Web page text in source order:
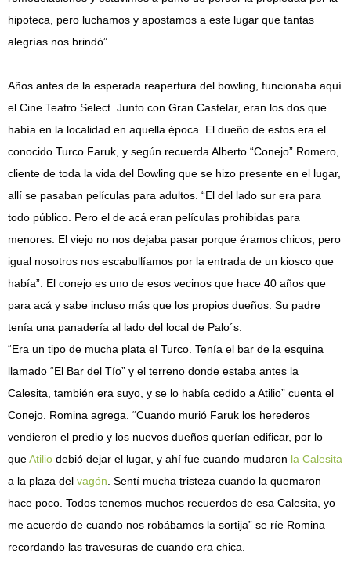
hipoteca, pero luchamos y apostamos a este lugar que tantas
alegrías nos brindó”
Años antes de la esperada reapertura del bowling, funcionaba aquí
el Cine Teatro Select. Junto con Gran Castelar, eran los dos que
había en la localidad en aquella época. El dueño de estos era el
conocido Turco Faruk, y según recuerda Alberto “Conejo” Romero,
cliente de toda la vida del Bowling que se hizo presente en el lugar,
allí se pasaban películas para adultos. “El del lado sur era para
todo público. Pero el de acá eran películas prohibidas para
menores. El viejo no nos dejaba pasar porque éramos chicos, pero
igual nosotros nos escabullíamos por la entrada de un kiosco que
había”. El conejo es uno de esos vecinos que hace 40 años que
para acá y sabe incluso más que los propios dueños. Su padre
tenía una panadería al lado del local de Palo´s.
“Era un tipo de mucha plata el Turco. Tenía el bar de la esquina
llamado “El Bar del Tío” y el terreno donde estaba antes la
Calesita, también era suyo, y se lo había cedido a Atilio” cuenta el
Conejo. Romina agrega. “Cuando murió Faruk los herederos
vendieron el predio y los nuevos dueños querían edificar, por lo
queAtilio debió dejar el lugar, y ahí fue cuando mudaron la Calesita
a la plaza del vagón . Sentí mucha tristeza cuando la quemaron
hace poco. Todos tenemos muchos recuerdos de esa Calesita, yo
me acuerdo de cuando nos robábamos la sortija” se ríe Romina
recordando las travesuras de cuando era chica.